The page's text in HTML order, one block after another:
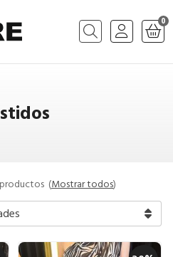
Buscar
0
(Mostrar todos)